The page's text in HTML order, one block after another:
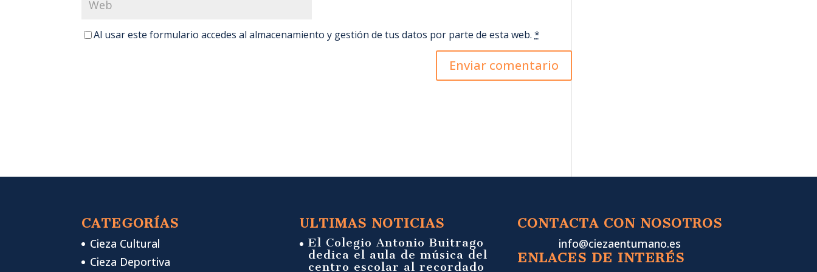
Al usar este formulario accedes al almacenamiento y gestión de tus datos por parte de esta web.*
CATEGORÍAS
Cieza Cultural
Cieza Deportiva
ULTIMAS NOTICIAS
El Colegio Antonio Buitrago
dedica el aula de música del
centro escolar al recordado
CONTACTA CON NOSOTROS
info@ciezaentumano.es
ENLACES DE INTERÉS